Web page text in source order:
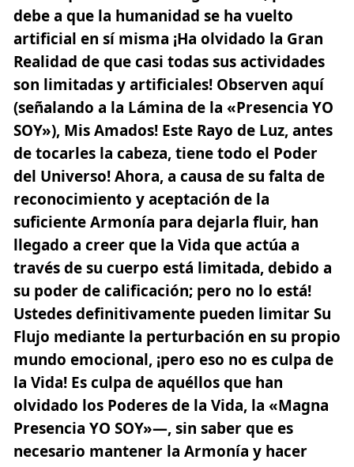
debe a que la humanidad se ha vuelto
artificial en sí misma ¡Ha olvidado la Gran
Realidad de que casi todas sus actividades
son limitadas y artificiales! Observen aquí
(señalando a la Lámina de la «Presencia YO
SOY»), Mis Amados! Este Rayo de Luz, antes
de tocarles la cabeza, tiene todo el Poder
del Universo! Ahora, a causa de su falta de
reconocimiento y aceptación de la
suficiente Armonía para dejarla fluir, han
llegado a creer que la Vida que actúa a
través de su cuerpo está limitada, debido a
su poder de calificación; pero no lo está!
Ustedes definitivamente pueden limitar Su
Flujo mediante la perturbación en su propio
mundo emocional, ¡pero eso no es culpa de
la Vida! Es culpa de aquéllos que han
olvidado los Poderes de la Vida, la «Magna
Presencia YO SOY»—, sin saber que es
necesario mantener la Armonía y hacer